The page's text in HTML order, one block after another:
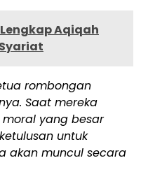
Aqiqah
rombongan
Saat mereka
yang besar
untuk
akan muncul secara